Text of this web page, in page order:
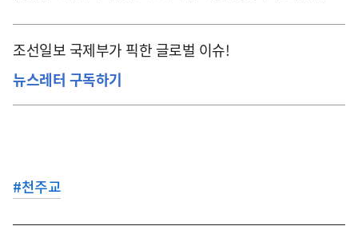
조선일보 국제부가 픽한 글로벌 이슈!
뉴스레터 구독하기
#천주교